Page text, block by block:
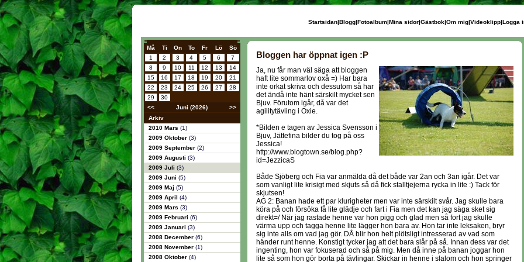
Startsidan|Blogg|Fotoalbum|Mina sidor|Gästbok|Om mig|Videoklipp|Logga
Må Ti On To Fr Lö
Sö
1
2 3 4 5 6
7
8
9 10 11 12 13
14
15
16 17 18 19 20
21
22
23 24 25 26 27
28
29
30
<<
Juni (2026)
>>
Arkiv
2010 Mars (1)
2009 Oktober (3)
2009 September (2)
2009 Augusti (3)
2009 Juli (3)
2009 Juni (5)
2009 Maj (5)
2009 April (4)
2009 Mars (3)
2009 Februari (6)
2009 Januari (3)
2008 December (6)
2008 November (1)
2008 Oktober (4)
Bloggen har öppnat igen :P
Ja, nu får man väl säga att bloggen
haft lite sommarlov oxå =) Har bara
inte orkat skriva och dessutom så har
det ändå inte hänt särskilt mycket sen
Bjuv. Förutom igår, då var det
agilitytävling i Oxie.
*Bilden e tagen av Jessica Svensson i
Bjuv, Jättefina bilder du tog på oss
Jessica!
http://www.blogtown.se/blog.php?
id=JezzicaS
Både Sjöberg och Fia var anmälda då det både var 2an och 3an igår. Det var
som vanligt lite krisigt med skjuts så då fick stalltjejerna rycka in lite :) Tack för
skjutsen!
AG 2: Banan hade ett par klurigheter men var inte särskilt svår. Jag skulle bara
köra på och försöka få lite glädje och fart i Fia men det kan jag säga sket sig
direkt=/ När jag rastade henne var hon pigg och glad men så fort jag skulle
värma upp och tagga henne lite lägger hon bara av. Hon tar inte leksaken, bryr
sig inte alls om vad jag gör. DÅ blir hon helt plötsligt intresserad av vad som
händer runt henne. Konstigt tycker jag att det bara slår på så. Innan dess var det
ingenting, hon var fokuserad och så på mig. Men då inne på banan joggar hon
lite så som hon gör borta på tävlingar. Skickar in henne i slalom och hon springer